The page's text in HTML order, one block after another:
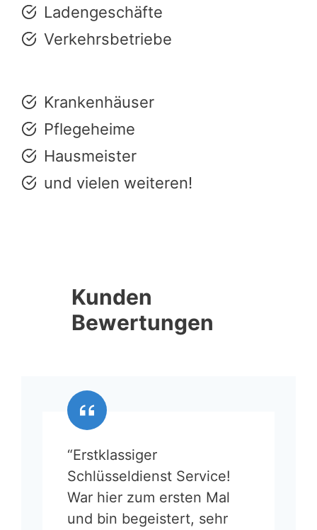
Ladengeschäfte
Verkehrsbetriebe
Krankenhäuser
Pflegeheime
Hausmeister
und vielen weiteren!
Kunden
Bewertungen
“Erstklassiger
Schlüsseldienst Service!
War hier zum ersten Mal
und bin begeistert, sehr